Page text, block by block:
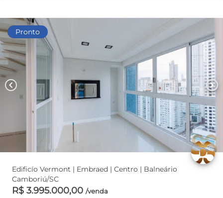
Pronto
chevron_left chevron_right
Edificío Vermont | Embraed | Centro | Balneário
Camboriú/SC
R$ 3.995.000,00 /venda